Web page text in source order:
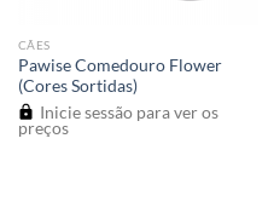
CÃES
Pawise Comedouro Flower
(Cores Sortidas)
Inicie sessão para ver os
preços